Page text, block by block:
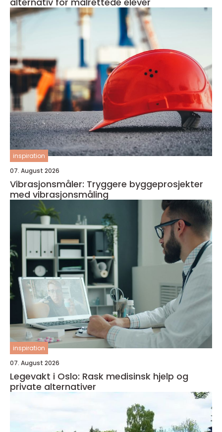
inspiration
07. August 2026
Vibrasjonsmåler: Tryggere byggeprosjekter
med vibrasjonsmåling
inspiration
07. August 2026
Legevakt i Oslo: Rask medisinsk hjelp og
private alternativer